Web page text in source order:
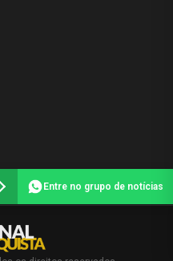
Entre no grupo de notícias